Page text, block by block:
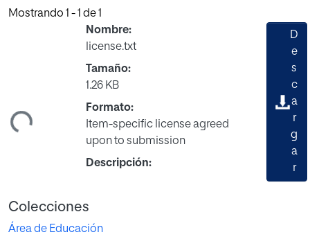
Mostrando 1 - 1 de 1
Nombre:
license.txt
Tamaño:
1.26 KB
Formato:
Item-specific license agreed
upon to submission
Descripción:
D
e
s
c
a
r
g
a
r
Colecciones
Área de Educación